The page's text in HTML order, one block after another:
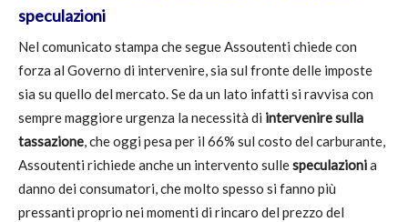
speculazioni
Nel comunicato stampa che segue Assoutenti chiede con
forza al Governo di intervenire, sia sul fronte delle imposte
sia su quello del mercato. Se da un lato infatti si ravvisa con
sempre maggiore urgenza la necessità di intervenire sulla
tassazione, che oggi pesa per il 66% sul costo del carburante,
Assoutenti richiede anche un intervento sullespeculazionia
danno dei consumatori, che molto spesso si fanno più
pressanti proprio nei momenti di rincaro del prezzo del